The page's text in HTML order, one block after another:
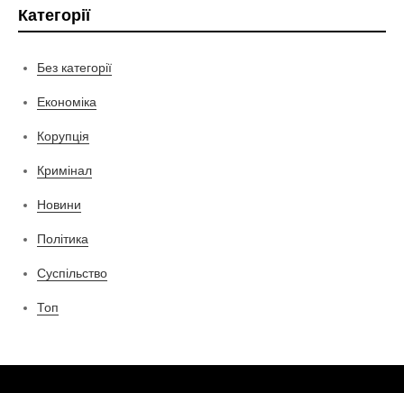
Категорії
Без категорії
Економіка
Корупція
Кримінал
Новини
Політика
Суспільство
Топ